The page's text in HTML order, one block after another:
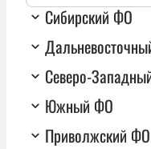
Сибирский ФО
Северо-
Южный ФО
Приволжский ФО